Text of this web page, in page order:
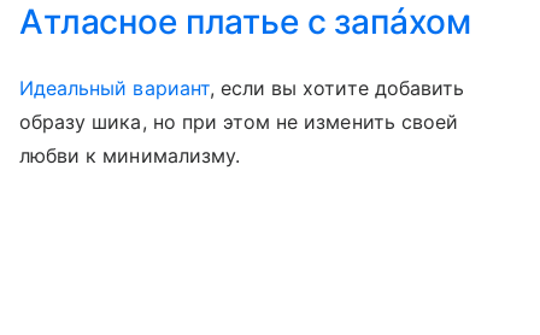
Атласное платье с запáхом
Идеальный вариант, если вы хотите добавить
образу шика, но при этом не изменить своей
любви к минимализму.